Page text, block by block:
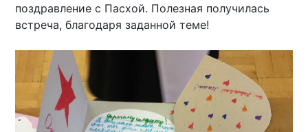
поздравление с Пасхой. Полезная получилась
встреча, благодаря заданной теме!